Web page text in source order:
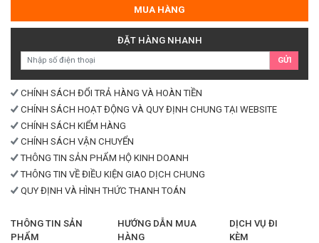
Sheep
lượng
MUA HÀNG
ĐẶT HÀNG NHANH
GỬI
CHÍNH SÁCH ĐỔI TRẢ HÀNG VÀ HOÀN TIỀN
CHÍNH SÁCH HOẠT ĐỘNG VÀ QUY ĐỊNH CHUNG TẠI WEBSITE
CHÍNH SÁCH KIỂM HÀNG
CHÍNH SÁCH VẬN CHUYỂN
THÔNG TIN SẢN PHẨM HỘ KINH DOANH
THÔNG TIN VỀ ĐIỀU KIỆN GIAO DỊCH CHUNG
QUY ĐỊNH VÀ HÌNH THỨC THANH TOÁN
THÔNG TIN SẢN
PHẨM
HƯỚNG DẪN MUA
HÀNG
DỊCH VỤ ĐI
KÈM